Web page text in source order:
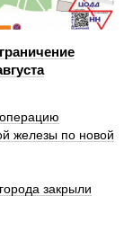
железы по новой
закрыли